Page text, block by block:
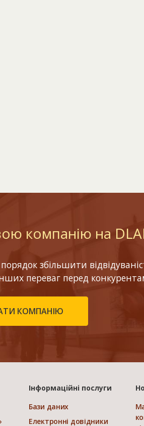
компанію на
збільшити
переваг перед
КОМПАНІЮ
Інформаційні послуги
Бази даних
Електронні довідники